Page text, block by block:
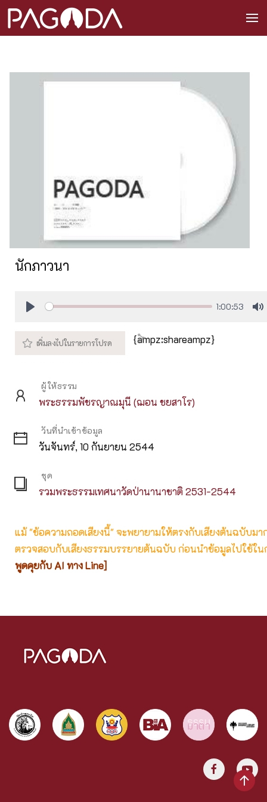
นักภาวนา
1:00:53
{ampz:shareampz}
ผู้ให้ธรรม
พระธรรมพัชรญาณมุนี (ฌอน ชยสาโร)
วันที่นำเข้าข้อมูล
วันจันทร์, 10 กันยายน 2544
ชุด
รวมพระธรรมเทศนาวัดป่านานาชาติ 2531-2544
แม้ "ข้อความถอดเสียงนี้" จะพยายามให้ตรงกับเสียงต้นฉบับม
ตรวจสอบกับเสียงธรรมบรรยายต้นฉบับ ก่อนนำข้อมูลไปใช้ใน
พูดคุยกับ AI ทาง Line]